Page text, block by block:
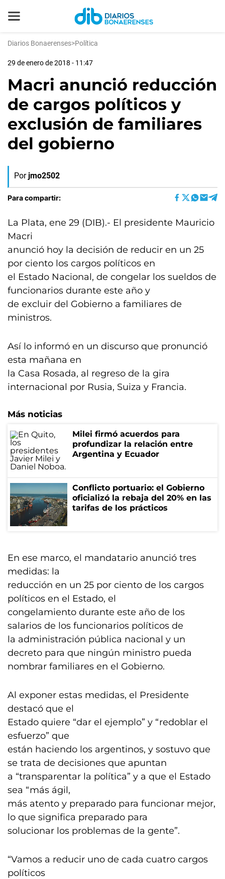
Diarios Bonaerenses>Política
29 de enero de 2018 - 11:47
Macri anunció reducción
de cargos políticos y
exclusión de familiares
del gobierno
Por jmo2502
Para compartir:
La Plata, ene 29 (DIB).- El presidente Mauricio
Macri
anunció hoy la decisión de reducir en un 25
por ciento los cargos políticos en
el Estado Nacional, de congelar los sueldos de
funcionarios durante este año y
de excluir del Gobierno a familiares de
ministros.
Así lo informó en un discurso que pronunció
esta mañana en
la Casa Rosada, al regreso de la gira
internacional por Rusia, Suiza y Francia.
Más noticias
Milei firmó acuerdos para
profundizar la relación entre
Argentina y Ecuador
Conflicto portuario: el Gobierno
oficializó la rebaja del 20% en las
tarifas de los prácticos
En ese marco, el mandatario anunció tres
medidas: la
reducción en un 25 por ciento de los cargos
políticos en el Estado, el
congelamiento durante este año de los
salarios de los funcionarios políticos de
la administración pública nacional y un
decreto para que ningún ministro pueda
nombrar familiares en el Gobierno.
Al exponer estas medidas, el Presidente
destacó que el
Estado quiere “dar el ejemplo” y “redoblar el
esfuerzo” que
están haciendo los argentinos, y sostuvo que
se trata de decisiones que apuntan
a “transparentar la política” y a que el Estado
sea “más ágil,
más atento y preparado para funcionar mejor,
lo que significa preparado para
solucionar los problemas de la gente”.
“Vamos a reducir uno de cada cuatro cargos
políticos